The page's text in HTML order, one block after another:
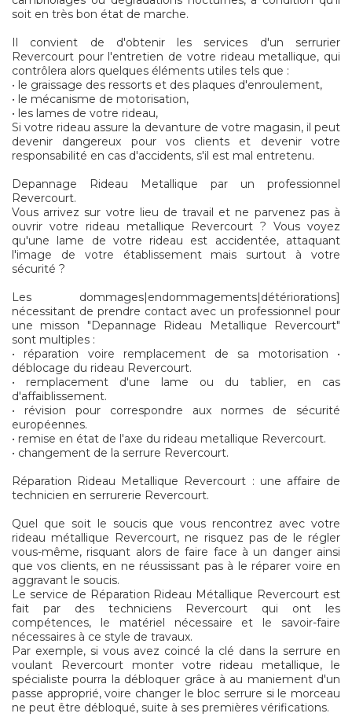
soit en très bon état de marche.
Il convient de d'obtenir les services d'un serrurier
Revercourt pour l'entretien de votre rideau metallique, qui
contrôlera alors quelques éléments utiles tels que :
• le graissage des ressorts et des plaques d'enroulement,
• le mécanisme de motorisation,
• les lames de votre rideau,
Si votre rideau assure la devanture de votre magasin, il peut
devenir dangereux pour vos clients et devenir votre
responsabilité en cas d'accidents, s'il est mal entretenu.
Depannage Rideau Metallique par un professionnel
Revercourt.
Vous arrivez sur votre lieu de travail et ne parvenez pas à
ouvrir votre rideau metallique Revercourt ? Vous voyez
qu'une lame de votre rideau est accidentée, attaquant
l'image de votre établissement mais surtout à votre
sécurité ?
Les dommages|endommagements|détériorations]
nécessitant de prendre contact avec un professionnel pour
une misson "Depannage Rideau Metallique Revercourt"
sont multiples :
• réparation voire remplacement de sa motorisation •
déblocage du rideau Revercourt.
• remplacement d'une lame ou du tablier, en cas
d'affaiblissement.
• révision pour correspondre aux normes de sécurité
européennes.
• remise en état de l'axe du rideau metallique Revercourt.
• changement de la serrure Revercourt.
Réparation Rideau Metallique Revercourt : une affaire de
technicien en serrurerie Revercourt.
Quel que soit le soucis que vous rencontrez avec votre
rideau métallique Revercourt, ne risquez pas de le régler
vous-même, risquant alors de faire face à un danger ainsi
que vos clients, en ne réussissant pas à le réparer voire en
aggravant le soucis.
Le service de Réparation Rideau Métallique Revercourt est
fait par des techniciens Revercourt qui ont les
compétences, le matériel nécessaire et le savoir-faire
nécessaires à ce style de travaux.
Par exemple, si vous avez coincé la clé dans la serrure en
voulant Revercourt monter votre rideau metallique, le
spécialiste pourra la débloquer grâce à au maniement d'un
passe approprié, voire changer le bloc serrure si le morceau
ne peut être débloqué, suite à ses premières vérifications.